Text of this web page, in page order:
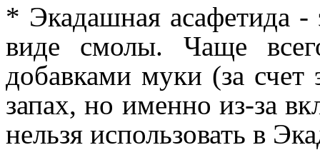
* Экадашная асафетида -
виде смолы. Чаще
добавками муки (за счет
запах, но именно из-за
нельзя использовать в